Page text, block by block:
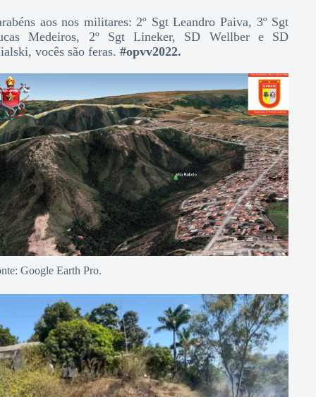
aos nos militares: 2º Sgt Leandro Paiva, 3º Sgt
Medeiros, 2º Sgt Lineker, SD Wellber e SD
vocês são feras. #opvv2022.
Google Earth Pro.